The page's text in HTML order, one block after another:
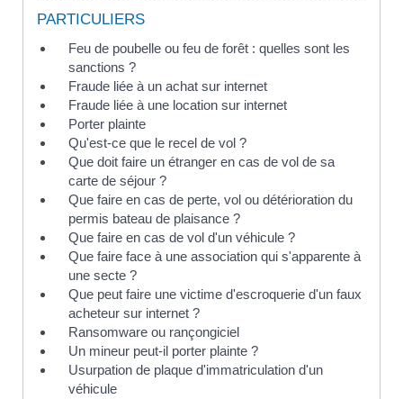
PARTICULIERS
Feu de poubelle ou feu de forêt : quelles sont les
sanctions ?
Fraude liée à un achat sur internet
Fraude liée à une location sur internet
Porter plainte
Qu'est-ce que le recel de vol ?
Que doit faire un étranger en cas de vol de sa
carte de séjour ?
Que faire en cas de perte, vol ou détérioration du
permis bateau de plaisance ?
Que faire en cas de vol d'un véhicule ?
Que faire face à une association qui s'apparente à
une secte ?
Que peut faire une victime d'escroquerie d'un faux
acheteur sur internet ?
Ransomware ou rançongiciel
Un mineur peut-il porter plainte ?
Usurpation de plaque d'immatriculation d'un
véhicule